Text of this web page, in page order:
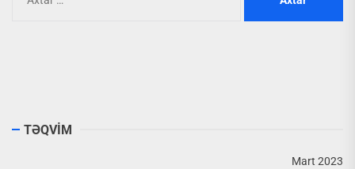
TƏQVİM
Mart 2023